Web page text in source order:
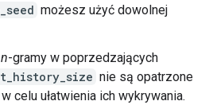
możesz użyć dowolnej
n-gramy w poprzedzających
nie są opatrzone
celu ułatwienia ich wykrywania.